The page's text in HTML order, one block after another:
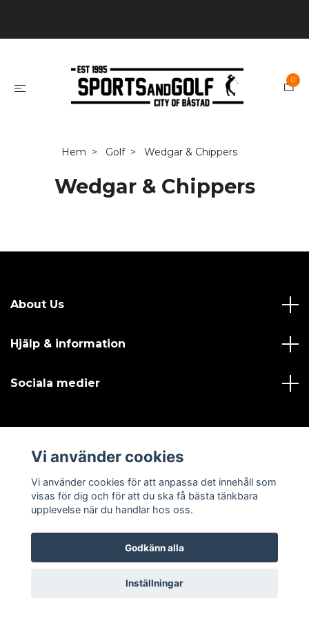
0
Hem Golf Wedgar & Chippers
Wedgar & Chippers
About Us
Hjälp & information
Sociala medier
© 2026 SPORTS and GOLF
Vi använder cookies
Vi använder cookies för att anpassa det innehåll som
visas för dig och för att du ska få bästa tänkbara
upplevelse när du handlar hos oss.
Godkänn alla
Inställningar